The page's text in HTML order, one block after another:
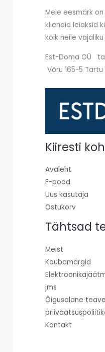
Meie eesmärk
kliendid leiaksid
kõik neile
Est-Doma OÜ
Võru 165-5 Tartu
Kiiresti
Avaleht
E-pood
Uus kasutaja
Ostukorv
Tähtsad
Meist
Kaubamärgid
jms
Õigusalane
Kontakt